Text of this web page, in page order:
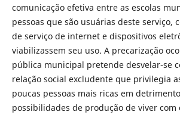
comunicação efetiva entre as escolas
pessoas que são usuárias deste serviço,
de serviço de internet e dispositivos
viabilizassem seu uso. A precarização
pública municipal pretende desvelar-se
relação social excludente que privilegia
poucas pessoas mais ricas em
possibilidades de produção de viver com